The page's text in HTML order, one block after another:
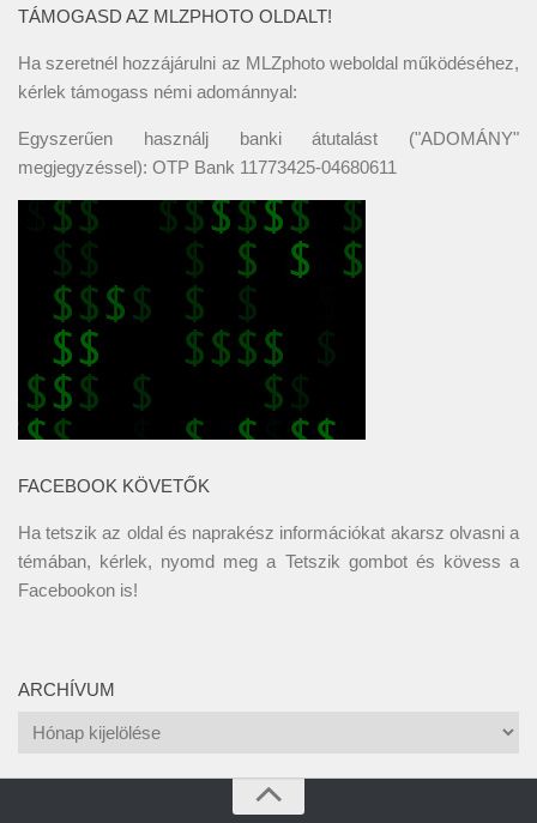
TÁMOGASD AZ MLZPHOTO OLDALT!
Ha szeretnél hozzájárulni az MLZphoto weboldal működéséhez,
kérlek támogass némi adománnyal:
Egyszerűen használj banki átutalást ("ADOMÁNY"
megjegyzéssel): OTP Bank 11773425-04680611
FACEBOOK KÖVETŐK
Ha tetszik az oldal és naprakész információkat akarsz olvasni a
témában, kérlek, nyomd meg a Tetszik gombot és kövess a
Facebookon is!
ARCHÍVUM
Archívum